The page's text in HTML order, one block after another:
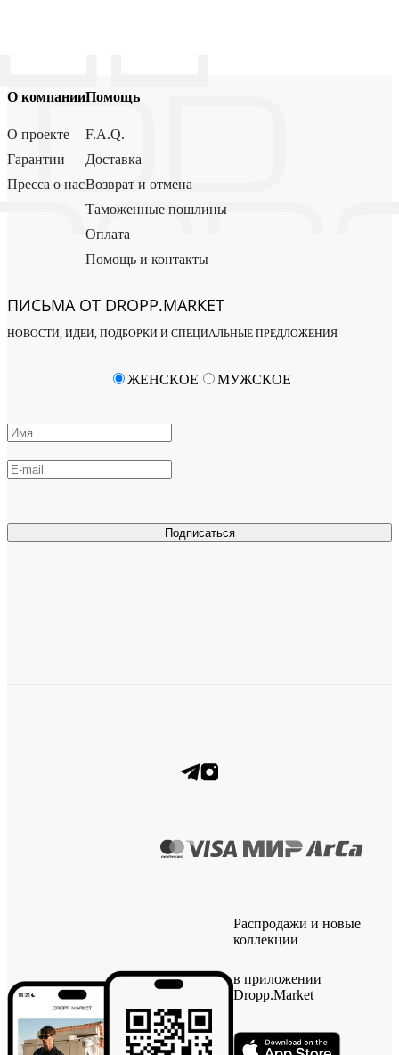
О компании
О проекте
Гарантии
Пресса о нас
Помощь
F.A.Q.
Доставка
Возврат и отмена
Таможенные пошлины
Оплата
Помощь и контакты
ПИСЬМА ОТ DROPP.MARKET
НОВОСТИ, ИДЕИ, ПОДБОРКИ И СПЕЦИАЛЬНЫЕ ПРЕДЛОЖЕНИЯ
Подписаться
ЖЕНСКОЕ МУЖСКОЕ
Распродажи и новые
коллекции
в приложении
Dropp.Market